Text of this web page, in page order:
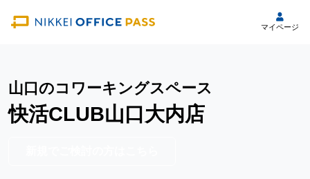
マイページ
山口のコワーキングスペース
快活CLUB山口大内店